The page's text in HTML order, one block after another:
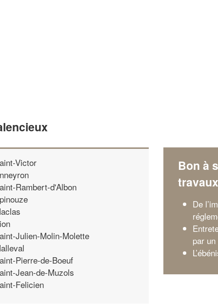
Victor
Rambert-d'Albon
Julien-Molin-Molette
Pierre-de-Boeuf
Jean-de-Muzols
Felicien
Bon à
travaux
De
par